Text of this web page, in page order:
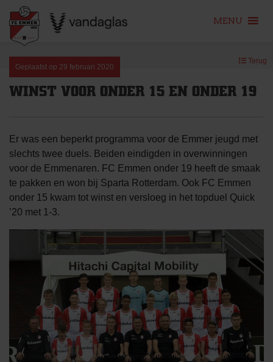
content
MENU
Geplaatst op 29 februari 2020
Terug
WINST VOOR ONDER 15 EN ONDER 19
Er was een beperkt programma voor de Emmer jeugd met
slechts twee duels. Beiden eindigden in overwinningen
voor de Emmenaren. FC Emmen onder 19 heeft de smaak
te pakken en won bij Sparta Rotterdam. Ook FC Emmen
onder 15 kwam tot winst en versloeg in het topduel Quick
’20 met 1-3.